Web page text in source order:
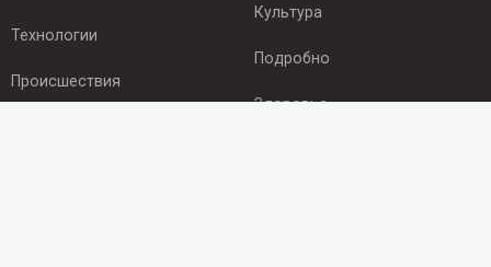
Технологии
Происшествия
Культура
Подробно
Здоровье